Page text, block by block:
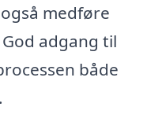
medføre
adgang til
både